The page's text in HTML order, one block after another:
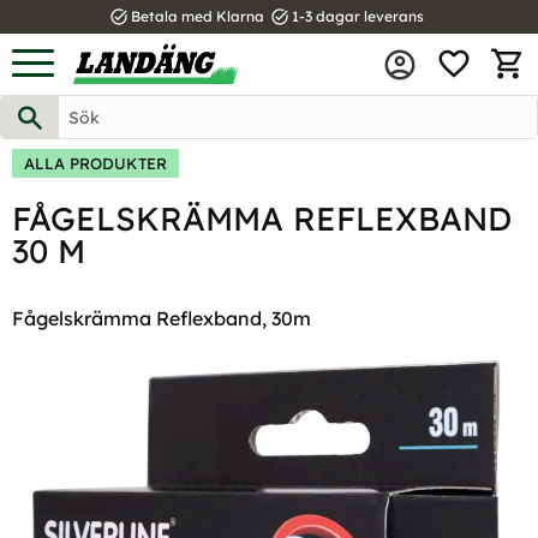
Meny
task_alt Betala med Klarna task_alt 1-3 dagar leverans
ALLA PRODUKTER
FÅGELSKRÄMMA REFLEXBAND
30 M
Fågelskrämma Reflexband, 30m